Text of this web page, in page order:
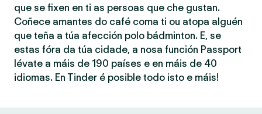
que se fixen en ti as persoas que che gustan.
Coñece amantes do café coma ti ou atopa alguén
que teña a túa afección polo bádminton. E, se
estas fóra da túa cidade, a nosa función Passport
lévate a máis de 190 países e en máis de 40
idiomas. En Tinder é posible todo isto e máis!